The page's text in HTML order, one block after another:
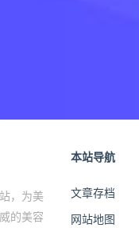
，为美
的美容
本站导航
文章存档
网站地图